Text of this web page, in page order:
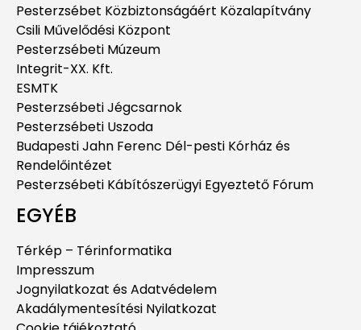
Pesterzsébet Közbiztonságáért Közalapítvány
Csili Művelődési Központ
Pesterzsébeti Múzeum
Integrit-XX. Kft.
ESMTK
Pesterzsébeti Jégcsarnok
Pesterzsébeti Uszoda
Budapesti Jahn Ferenc Dél-pesti Kórház és
Rendelőintézet
Pesterzsébeti Kábítószerügyi Egyeztető Fórum
EGYÉB
Térkép – Térinformatika
Impresszum
Jognyilatkozat és Adatvédelem
Akadálymentesítési Nyilatkozat